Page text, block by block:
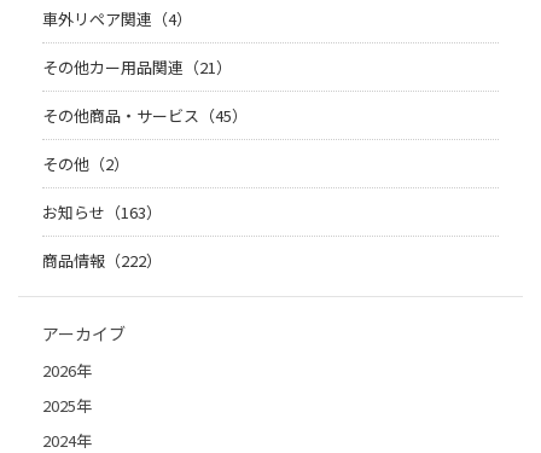
車外リペア関連（4）
その他カー用品関連（21）
その他商品・サービス（45）
その他（2）
お知らせ（163）
商品情報（222）
アーカイブ
2026年
2025年
2024年